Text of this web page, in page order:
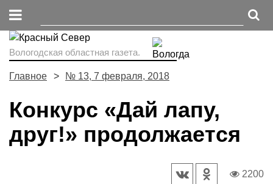
Вологодская областная газета.
Главное № 13, 7 февраля, 2018
Конкурс «Дай лапу,
друг!» продолжается
2200